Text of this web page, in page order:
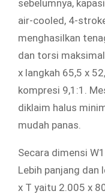
sebelumnya,
air-cooled, 4-
menghasilkan
dan torsi
x langkah 65,5 x
kompresi 9,1:1.
diklaim halus
mudah panas.
Secara dimensi
Lebih panjang dan
x T yaitu 2.005 x